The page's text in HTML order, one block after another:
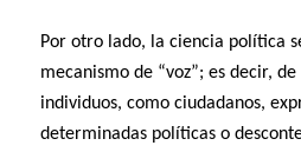
Por otro lado, la ciencia política
mecanismo de “voz”; es decir,
individuos, como ciudadanos,
determinadas políticas o